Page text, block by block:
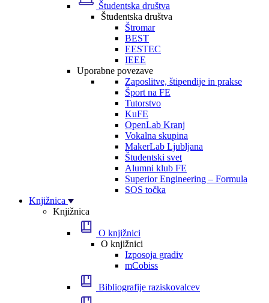
Študentska društva
Študentska društva
Štromar
BEST
EESTEC
IEEE
Uporabne povezave
Zaposlitve, štipendije in prakse
Šport na FE
Tutorstvo
KuFE
OpenLab Kranj
Vokalna skupina
MakerLab Ljubljana
Študentski svet
Alumni klub FE
Superior Engineering – Formula
SOS točka
Knjižnica
Knjižnica
O knjižnici
O knjižnici
Izposoja gradiv
mCobiss
Bibliografije raziskovalcev